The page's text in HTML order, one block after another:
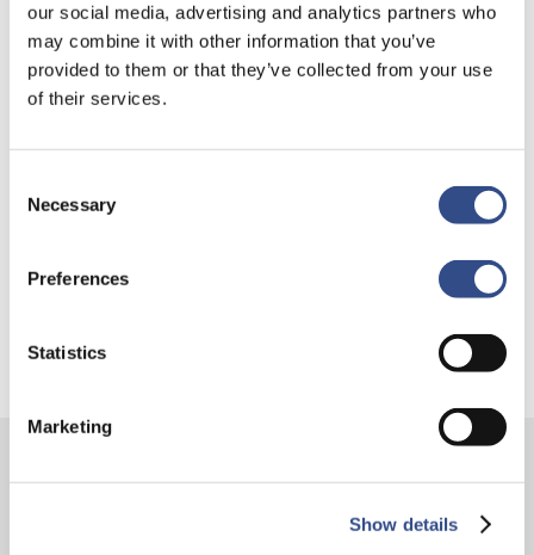
our social media, advertising and analytics partners who
may combine it with other information that you’ve
provided to them or that they’ve collected from your use
of their services.
Selection
Necessary
Preferences
Statistics
Marketing
Show details
Recente berichten
Trainingsvlucht 4 augustus
intelligent exoskelet ondersteunt vrachtafhandeling
Je kunt je nu aanmelden voor onze Burendag 2026!
Trainingsvlucht KLM